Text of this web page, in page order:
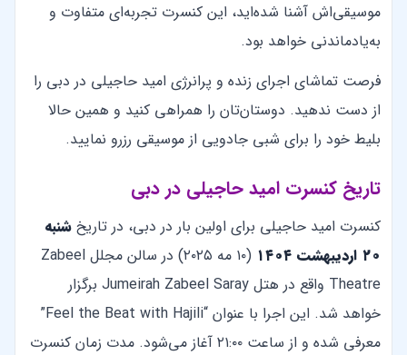
موسیقی‌اش آشنا شده‌اید، این کنسرت تجربه‌ای متفاوت و
به‌یادماندنی خواهد بود.
فرصت تماشای اجرای زنده و پرانرژی امید حاجیلی در دبی را
از دست ندهید. دوستان‌تان را همراهی کنید و همین حالا
بلیط خود را برای شبی جادویی از موسیقی رزرو نمایید.
تاریخ کنسرت امید حاجیلی در دبی
کنسرت امید حاجیلی برای اولین بار در دبی، در تاریخ شنبه
۲۰ اردیبهشت ۱۴۰۴
(۱۰ مه ۲۰۲۵) در سالن مجلل Zabeel
Theatre واقع در هتل Jumeirah Zabeel Saray برگزار
خواهد شد. این اجرا با عنوان “Feel the Beat with Hajili”
معرفی شده و از ساعت ۲۱:۰۰ آغاز می‌شود. مدت زمان کنسرت